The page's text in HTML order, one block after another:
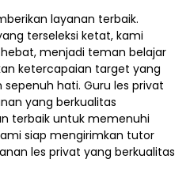
layanan terbaik.
terseleksi ketat, kami
menjadi teman belajar
ketercapaian target yang
hati. Guru les privat
yang berkualitas
terbaik untuk memenuhi
siap mengirimkan tutor
les privat yang berkualitas